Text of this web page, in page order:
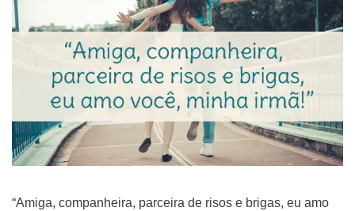
“Amiga, companheira, parceira de risos e brigas, eu amo